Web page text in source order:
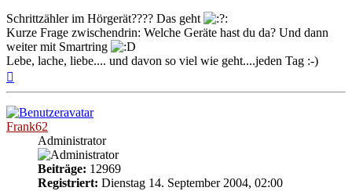
Schrittzähler im Hörgerät???? Das geht
Kurze Frage zwischendrin: Welche Geräte hast du da? Und dann
weiter mit Smartring
Lebe, lache, liebe.... und davon so viel wie geht....jeden Tag :-)
Frank62
Administrator
Beiträge: 12969
Registriert: Dienstag 14. September 2004, 02:00